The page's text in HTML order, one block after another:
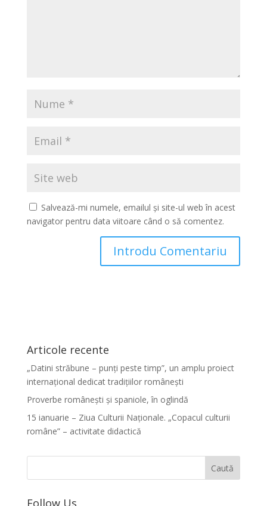
Salvează-mi numele, emailul și site-ul web în acest
navigator pentru data viitoare când o să comentez.
Articole recente
„Datini străbune – punți peste timp”, un amplu proiect
internațional dedicat tradițiilor românești
Proverbe românești și spaniole, în oglindă
15 ianuarie – Ziua Culturii Naționale. „Copacul culturii
române” – activitate didactică
Follow Us